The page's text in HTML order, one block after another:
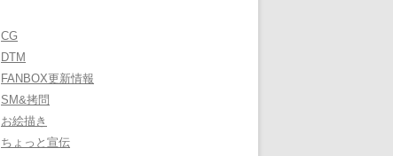
CG
DTM
FANBOX更新情報
SM&拷問
お絵描き
ちょっと宣伝